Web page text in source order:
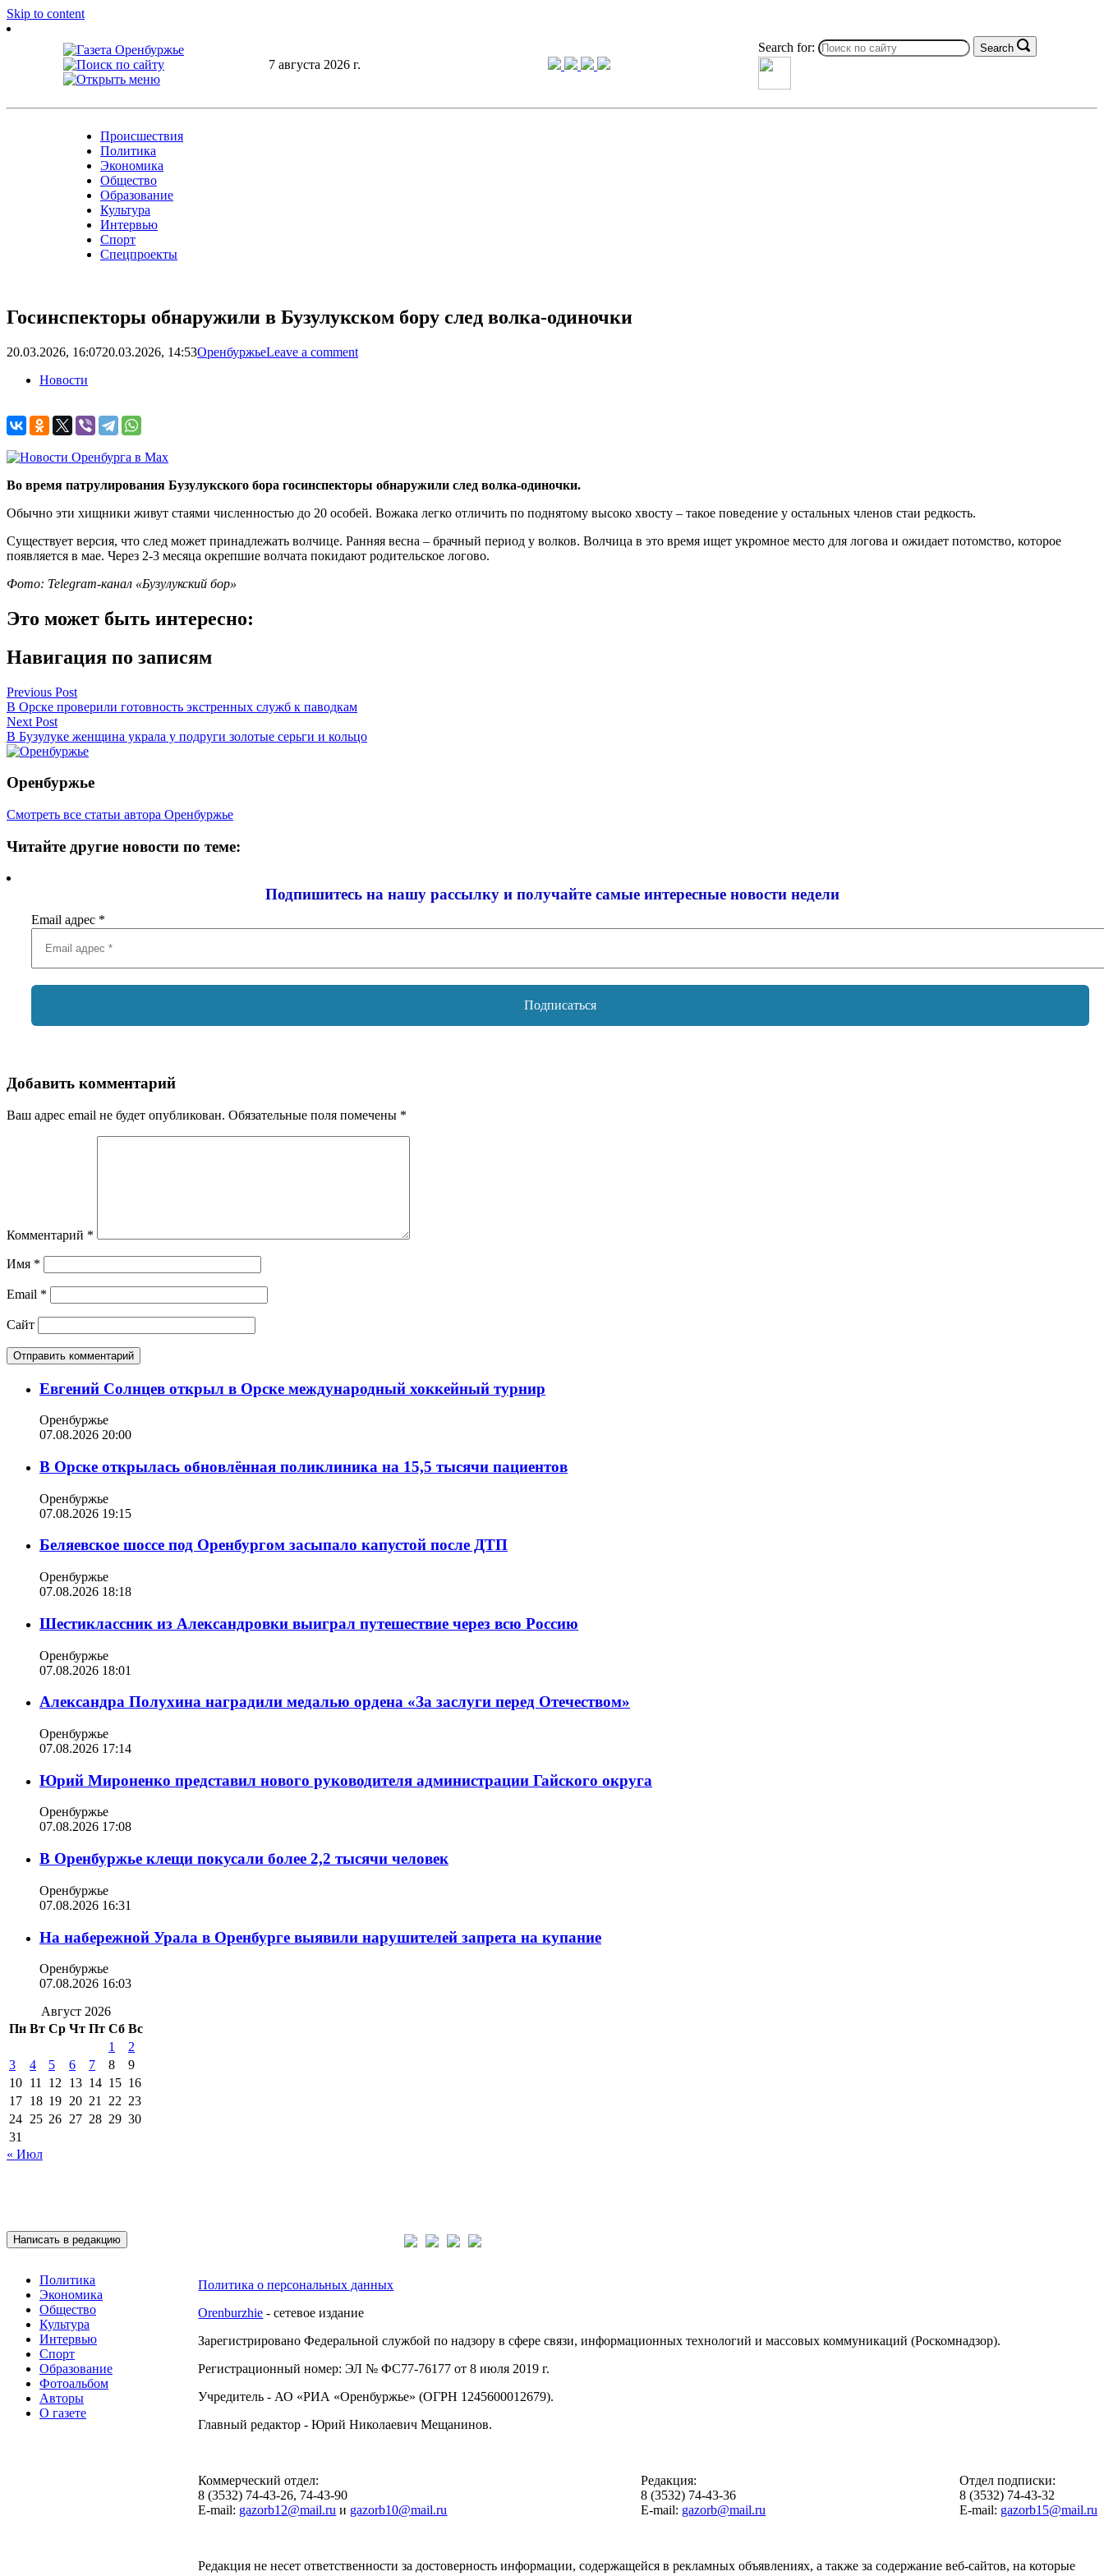
Skip to content
7 августа 2026 г.
Search for: Search
Происшествия
Политика
Экономика
Общество
Образование
Культура
Интервью
Спорт
Спецпроекты
Госинспекторы обнаружили в Бузулукском бору след волка-одиночки
20.03.2026, 16:0720.03.2026, 14:53ОренбуржьеLeave a comment
Новости
Во время патрулирования Бузулукского бора госинспекторы обнаружили след волка-одиночки.
Обычно эти хищники живут стаями численностью до 20 особей. Вожака легко отличить по поднятому высоко хвосту – такое поведение у остальных членов стаи редкость.
Существует версия, что след может принадлежать волчице. Ранняя весна – брачный период у волков. Волчица в это время ищет укромное место для логова и ожидает потомство, которое
появляется в мае. Через 2-3 месяца окрепшие волчата покидают родительское логово.
Фото: Telegram-канал «Бузулукский бор»
Это может быть интересно:
Навигация по записям
Previous Post
В Орске проверили готовность экстренных служб к паводкам
Next Post
В Бузулуке женщина украла у подруги золотые серьги и кольцо
Оренбуржье
Смотреть все статьи автора Оренбуржье
Читайте другие новости по теме:
Подпишитесь на нашу рассылку и получайте самые интересные новости недели
Email адрес *
Добавить комментарий
Ваш адрес email не будет опубликован. Обязательные поля помечены *
Комментарий *
Имя *
Email *
Сайт
Евгений Солнцев открыл в Орске международный хоккейный турнир
Оренбуржье
07.08.2026 20:00
В Орске открылась обновлённая поликлиника на 15,5 тысячи пациентов
Оренбуржье
07.08.2026 19:15
Беляевское шоссе под Оренбургом засыпало капустой после ДТП
Оренбуржье
07.08.2026 18:18
Шестиклассник из Александровки выиграл путешествие через всю Россию
Оренбуржье
07.08.2026 18:01
Александра Полухина наградили медалью ордена «За заслуги перед Отечеством»
Оренбуржье
07.08.2026 17:14
Юрий Мироненко представил нового руководителя администрации Гайского округа
Оренбуржье
07.08.2026 17:08
В Оренбуржье клещи покусали более 2,2 тысячи человек
Оренбуржье
07.08.2026 16:31
На набережной Урала в Оренбурге выявили нарушителей запрета на купание
Оренбуржье
07.08.2026 16:03
Август 2026
Пн Вт Ср Чт Пт Сб Вс
1
2
3
4 5 6 7 8
9
10 11 12 13 14 15 16
17 18 19 20 21 22 23
24 25 26 27 28 29 30
31
« Июл
Написать в редакцию
Политика
Экономика
Общество
Культура
Интервью
Спорт
Образование
Фотоальбом
Авторы
О газете
Политика о персональных данных
Orenburzhie - сетевое издание
Зарегистрировано Федеральной службой по надзору в сфере связи, информационных технологий и массовых коммуникаций (Роскомнадзор).
Регистрационный номер: ЭЛ № ФС77-76177 от 8 июля 2019 г.
Учредитель - АО «РИА «Оренбуржье» (ОГРН 1245600012679).
Главный редактор - Юрий Николаевич Мещанинов.
Коммерческий отдел:
8 (3532) 74-43-26, 74-43-90
E-mail: gazorb12@mail.ru и gazorb10@mail.ru
Редакция:
8 (3532) 74-43-36
E-mail: gazorb@mail.ru
Отдел подписки:
8 (3532) 74-43-32
E-mail: gazorb15@mail.ru
Редакция не несет ответственности за достоверность информации, содержащейся в рекламных объявлениях, а также за содержание веб-сайтов, на которые